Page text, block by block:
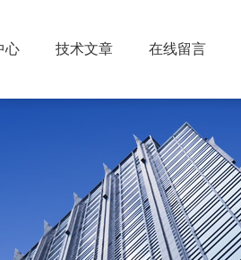
心 技术文章 在线留言